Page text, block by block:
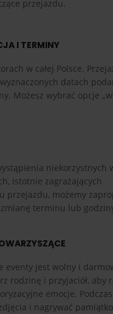
przejazdu.
I TERMINY
w całej Polsce.
datach
Możesz wybrać opcje
niekorzystnych
istotnie zagrażających
przejazdu, możemy
terminu lub
eventy jest wolny i
rodzinę i przyjaciół, aby
emocje.
i nagrywać